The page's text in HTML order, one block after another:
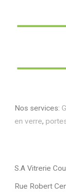
Nos services:
en verre,
S.A Vitrerie
Rue Robert